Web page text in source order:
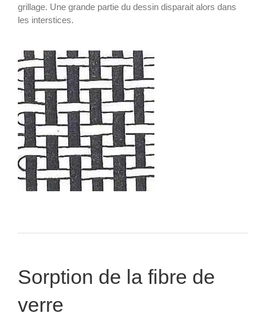
grillage. Une grande partie du dessin disparait alors dans
les interstices.
Sorption de la fibre de
verre